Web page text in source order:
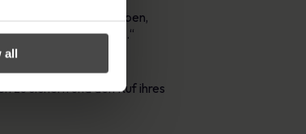
all
ergeben,
einzuhalten.“
und
zu sichern und den Ruf ihres